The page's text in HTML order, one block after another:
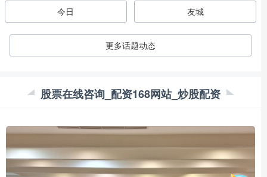
今日 友城
更多话题动态
股票在线咨询_配资168网站_炒股配资